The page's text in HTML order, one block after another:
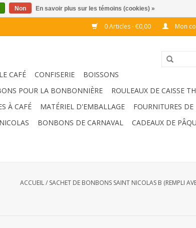
0 Articles - €0,00 Mon
CAFÉ CONFISERIE
BOISSONS
POUR LA BONBONNIÈRE
ROULEAUX DE CAISSE
À CAFÉ MATÉRIEL D'EMBALLAGE
FOURNITURES DE
BONBONS DE CARNAVAL
CADEAUX DE
ACCUEIL/ SACHET DE BONBONS SAINT NICOLAS B (REMPLI
Non En savoir plus sur les témoins (cookies) »